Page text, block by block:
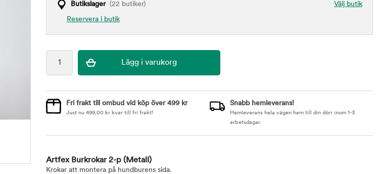
Välj butik
Butikslager(22 butiker)
Reservera i butik
Fri frakt till ombud vid köp över 499 kr
Just nu 499,00 kr kvar till fri frakt!
Snabb hemleverans!
Hemleverans hela vägen hem till din dörr inom 1-3
arbetsdagar.
Artfex Burkrokar 2-p (Metall)
Krokar att montera på hundburens sida.